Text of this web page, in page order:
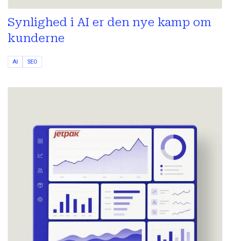
Synlighed i AI er den nye kamp om
kunderne
AI SEO